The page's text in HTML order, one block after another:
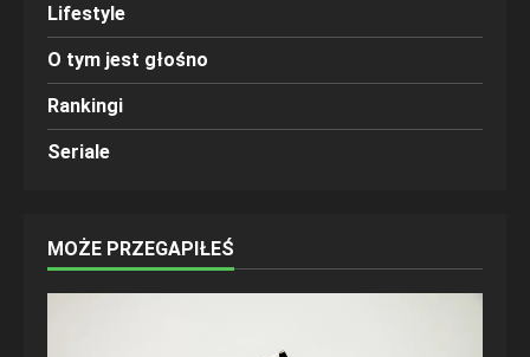
Lifestyle
O tym jest głośno
Rankingi
Seriale
MOŻE PRZEGAPIŁEŚ